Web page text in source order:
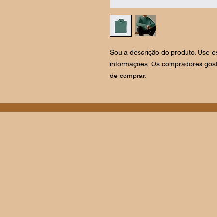
Sou a descrição do produto. Use
informações. Os compradores
de comprar.